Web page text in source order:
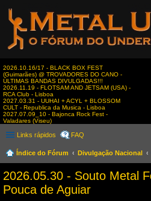
2026.10.16/17 - BLACK BOX FEST
(Guimarães) @ TROVADORES DO CANO -
ÚLTIMAS BANDAS DIVULGADAS!!!
2026.11.19 - FLOTSAM AND JETSAM (USA) -
RCA Club - Lisboa
2027.03.31 - UUHAI + ACYL + BLOSSOM
CULT - Republica da Musica - Lisboa
2027.07.09_10 - Bajonca Rock Fest -
Valadares (Viseu)
Links rápidos FAQ
Índice do Fórum Divulgação Nacional
2026.05.30 - Souto Metal
Pouca de Aguiar